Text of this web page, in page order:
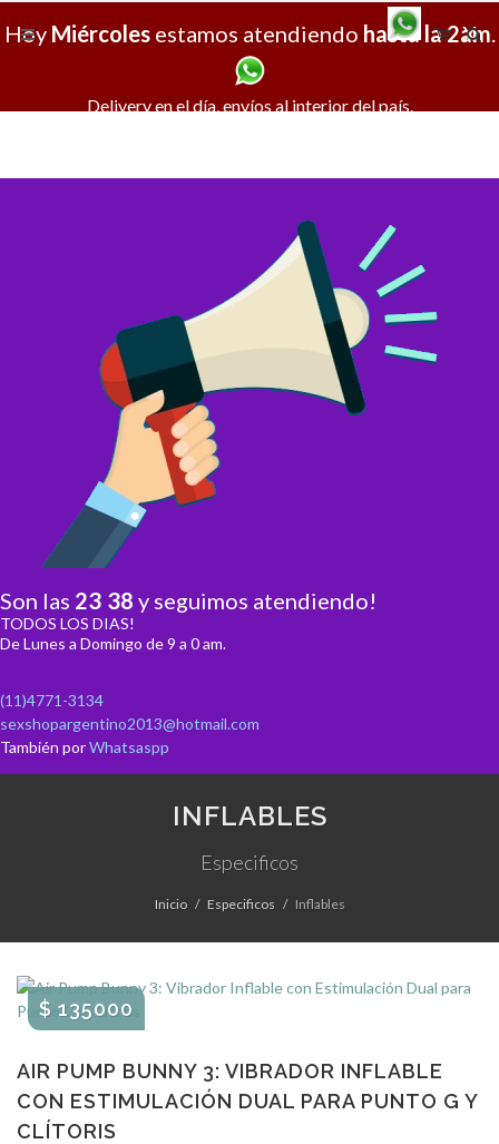
X
Hoy Miércolesestamos atendiendo hasta la 2am.
Delivery en el día, envíos al interior del país.
Son las 23 38 y seguimos atendiendo!
TODOS LOS DIAS!
De Lunes a Domingo de 9 a 0 am.
(11)4771-3134
sexshopargentino2013@hotmail.com
También porWhatsaspp
INFLABLES
Especificos
Inicio Especificos Inflables
AIR PUMP BUNNY 3: VIBRADOR INFLABLE
CON ESTIMULACIÓN DUAL PARA PUNTO G Y
CLÍTORIS
$ 135000